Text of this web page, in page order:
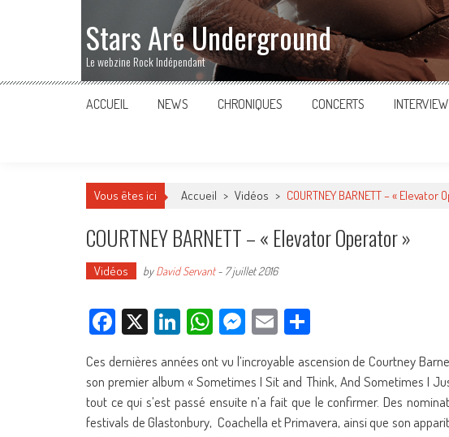
Stars Are Underground
Le webzine Rock Indépendant
ACCUEIL NEWS CHRONIQUES CONCERTS
Vous êtes ici Accueil > Vidéos > COURTNEY BARNETT – « Elevator
COURTNEY BARNETT – « Elevator Operator »
Vidéos byDavid Servant- 7 juillet 2016
Facebook
X LinkedIn
WhatsApp
Messenger
Email
Ces dernières années ont vu l’incroyable ascension de Courtney
son premier album « Sometimes I Sit and Think, And Sometimes I
tout ce qui s’est passé ensuite n’a fait que le confirmer. Des
festivals de Glastonbury, Coachella et Primavera, ainsi que son